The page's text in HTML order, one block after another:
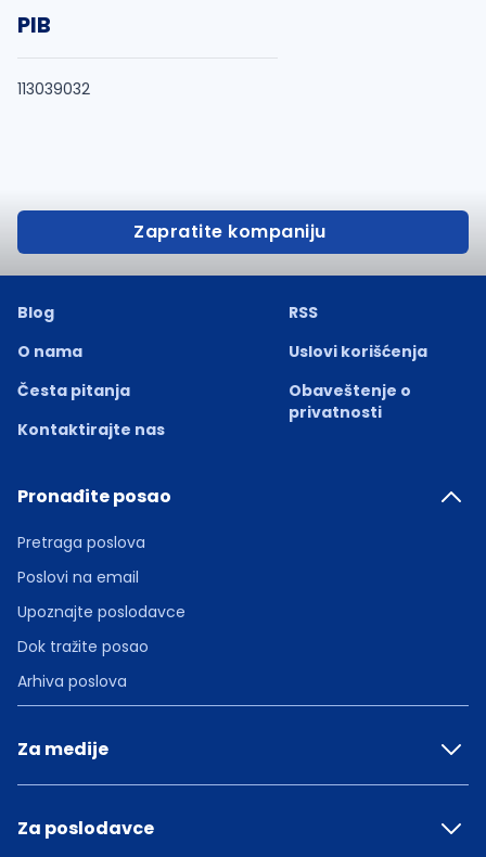
PIB
113039032
Zapratite kompaniju
Blog
O nama
Česta pitanja
Kontaktirajte nas
RSS
Uslovi korišćenja
Obaveštenje o
privatnosti
Pronađite posao
Pretraga poslova
Poslovi na email
Upoznajte poslodavce
Dok tražite posao
Arhiva poslova
Za medije
Za poslodavce